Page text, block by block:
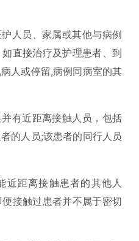
人员、家属或其他与病例
直接治疗及护理患者、到
人或停留,病例同病室的其
有近距离接触人员，包括
的人员;该患者的同行人员
近距离接触患者的其他人
接触过患者并不属于密切